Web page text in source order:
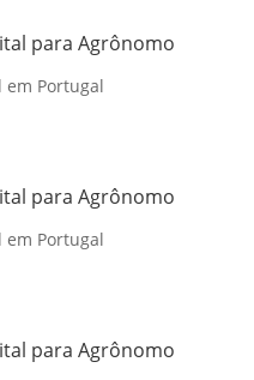
para Agrônomo
Portugal
para Agrônomo
Portugal
para Agrônomo